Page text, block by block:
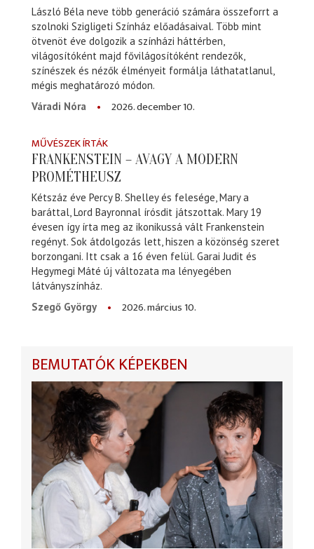
László Béla neve több generáció számára összeforrt a
szolnoki Szigligeti Színház előadásaival. Több mint
ötvenöt éve dolgozik a színházi háttérben,
világosítóként majd fővilágosítóként rendezők,
színészek és nézők élményeit formálja láthatatlanul,
mégis meghatározó módon.
Váradi Nóra
2026. december 10.
MŰVÉSZEK ÍRTÁK
FRANKENSTEIN – AVAGY A MODERN
PROMÉTHEUSZ
Kétszáz éve Percy B. Shelley és felesége, Mary a
baráttal, Lord Bayronnal írósdit játszottak. Mary 19
évesen így írta meg az ikonikussá vált Frankenstein
regényt. Sok átdolgozás lett, hiszen a közönség szeret
borzongani. Itt csak a 16 éven felül. Garai Judit és
Hegymegi Máté új változata ma lényegében
látványszínház.
Szegő György
2026. március 10.
BEMUTATÓK KÉPEKBEN